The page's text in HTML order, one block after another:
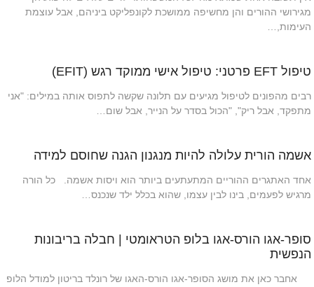
מגירושי ההורים והן מחשיפה ממושכת לקונפליקט ביניהם, אבל עוצמת
העימות,…
טיפול EFT פרטני: טיפול אישי ממוקד רגש (EFIT)
רבים מהפונים לטיפול מגיעים עם תלונה שקשה לתפוס אותה במילים: "אני
מתפקד, אבל ריק", "הכול בסדר על הנייר, אבל שום…
אשמה הורית עלולה להיות מנגנון הגנה שחוסם למידה
אחד האתגרים ההוריים המתעתעים ביותר הוא ויסות אשמה. כל הורה
מרגיש לפעמים, בינו לבין עצמו, שהוא בכלל ילד שנכנס…
סופר-אגו הורס-אגו בלופ הטראומטי | חבלה בריבונות
הנפשית
אחבר כאן את מושג הסופר-אגו הורס-האגו של רונלד בריטון למודל הלופ